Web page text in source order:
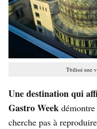
Tbilissi une
Une destination qui
Gastro Week
cherche pas à